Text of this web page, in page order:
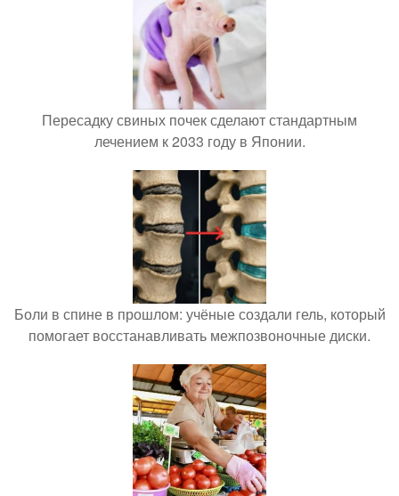
Пересадку свиных почек сделают стандартным
лечением к 2033 году в Японии.
Боли в спине в прошлом: учёные создали гель, который
помогает восстанавливать межпозвоночные диски.